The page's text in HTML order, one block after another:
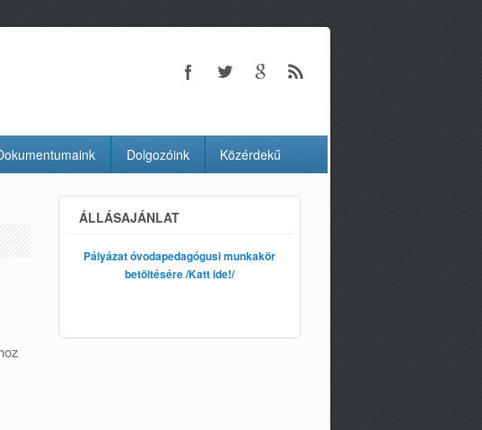
Dolgozóink Közérdekű
ÁLLÁSAJÁNLAT
Pályázat óvodapedagógusi munkakör
betöltésére /Katt ide!/